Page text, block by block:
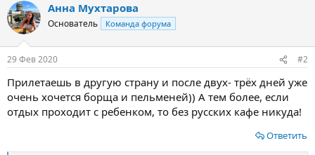
к
ц
и
Анна Мухтарова
Основатель Команда форума
29 Фев 2020 #2
Прилетаешь в другую страну и после двух- трёх дней уже
очень хочется борща и пельменей)) А тем более, если
отдых проходит с ребенком, то без русских кафе никуда!
Ответить